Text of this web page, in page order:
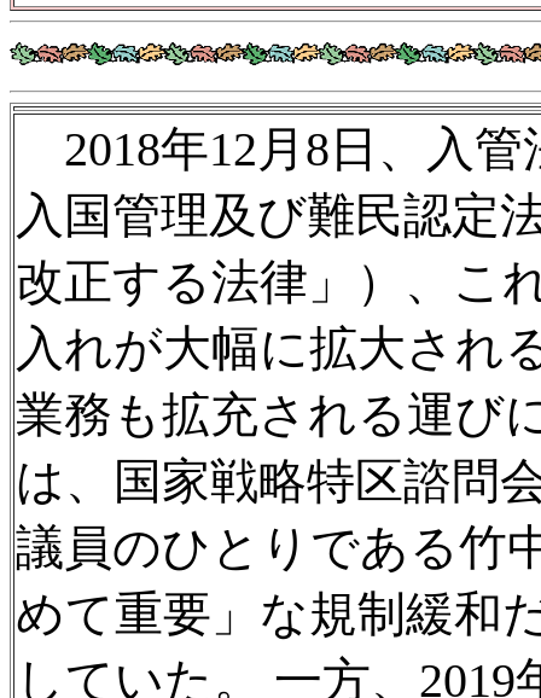
2018年12月8日、入
入国管理及び難民認定
改正する法律」）、こ
入れが大幅に拡大され
業務も拡充される運び
は、国家戦略特区諮問
議員のひとりである竹
めて重要」な規制緩和
していた。 一方、